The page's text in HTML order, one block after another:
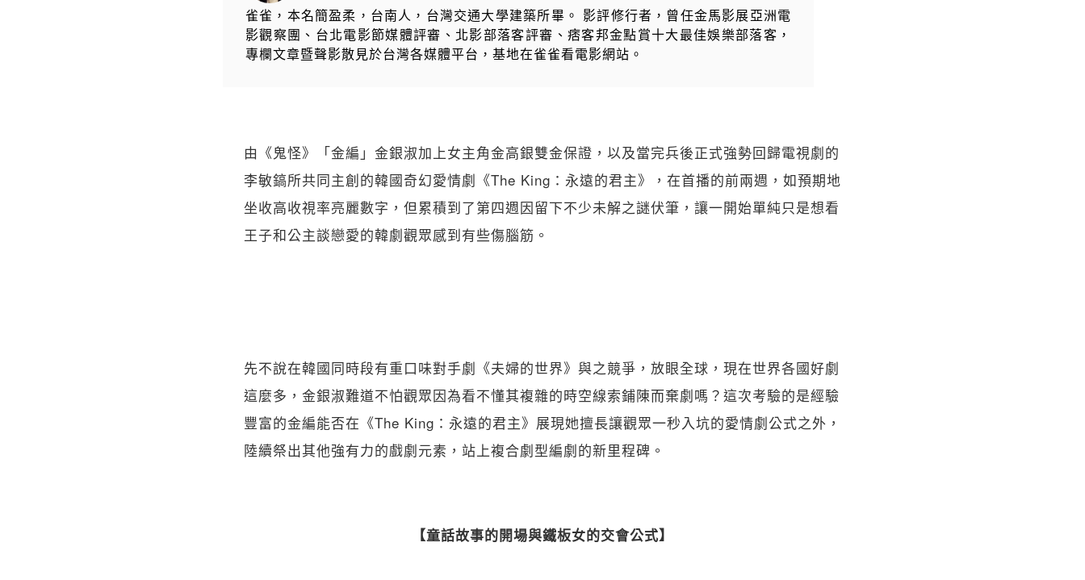
雀雀，本名簡盈柔，台南人，台灣交通大學建築所畢。 影評修行者，曾任金馬影展亞洲電
影觀察團、台北電影節媒體評審、北影部落客評審、痞客邦金點賞十大最佳娛樂部落客，
專欄文章暨聲影散見於台灣各媒體平台，基地在雀雀看電影網站。
由《鬼怪》「金編」金銀淑加上女主角金高銀雙金保證，以及當完兵後正式強勢回歸電視劇的
李敏鎬所共同主創的韓國奇幻愛情劇《The King：永遠的君主》，在首播的前兩週，如預期地
坐收高收視率亮麗數字，但累積到了第四週因留下不少未解之謎伏筆，讓一開始單純只是想看
王子和公主談戀愛的韓劇觀眾感到有些傷腦筋。
先不說在韓國同時段有重口味對手劇《夫婦的世界》與之競爭，放眼全球，現在世界各國好劇
這麼多，金銀淑難道不怕觀眾因為看不懂其複雜的時空線索鋪陳而棄劇嗎？這次考驗的是經驗
豐富的金編能否在《The King：永遠的君主》展現她擅長讓觀眾一秒入坑的愛情劇公式之外，
陸續祭出其他強有力的戲劇元素，站上複合劇型編劇的新里程碑。
【童話故事的開場與鐵板女的交會公式】